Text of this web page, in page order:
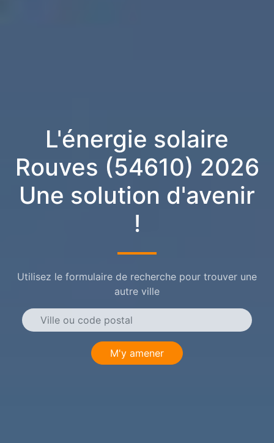
L'énergie solaire
Rouves (54610) 2026
Une solution d'avenir
!
Utilisez le formulaire de recherche pour trouver une
autre ville
M'y amener